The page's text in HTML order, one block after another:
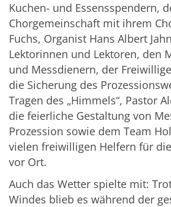
Kuchen- und Essensspendern,
Chorgemeinschaft mit ihrem
Fuchs, Organist Hans Albert
Lektorinnen und Lektoren, den
und Messdienern, der
die Sicherung des
Tragen des „Himmels“, Pastor
die feierliche Gestaltung von
Prozession sowie dem Team
vielen freiwilligen Helfern für
vor Ort.
Auch das Wetter spielte mit:
Windes blieb es während der